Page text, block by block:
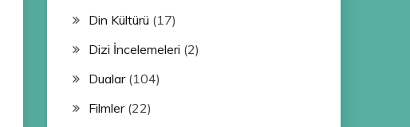
Din Kültürü (17)
Dizi İncelemeleri (2)
Dualar(104)
Filmler(22)